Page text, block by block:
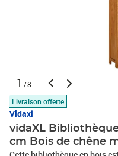
1 /8
Livraison offerte
Vidaxl
vidaXL
cm Bois de chêne